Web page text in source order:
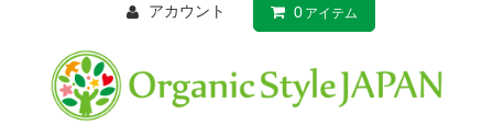
アカウント 0 アイテム